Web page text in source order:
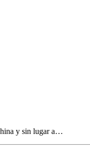
y sin lugar a…